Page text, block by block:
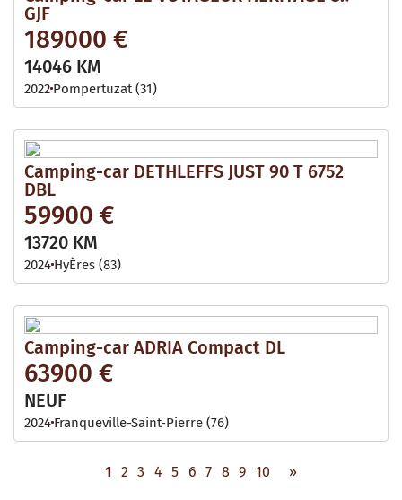
GJF
189000 €
14046 KM
2022 Pompertuzat (31)
Camping-car DETHLEFFS JUST 90 T 6752
DBL
59900 €
13720 KM
2024 HyÈres (83)
Camping-car ADRIA Compact DL
63900 €
NEUF
2024 Franqueville-Saint-Pierre (76)
1 2 3 4 5 6 7 8 9 10 »